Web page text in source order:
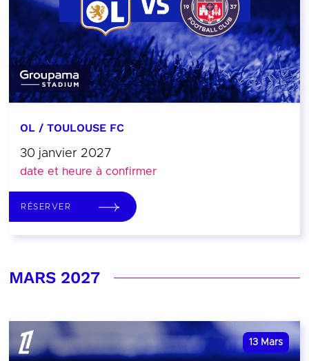
OL / TOULOUSE FC
30 janvier 2027
date et heure à confirmer
RÉSERVER
MARS 2027
13 Mars